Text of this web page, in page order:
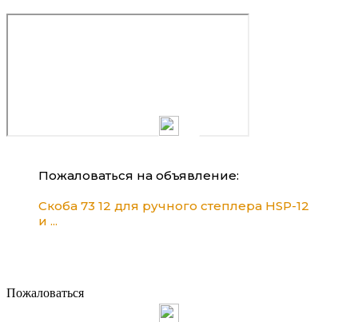
Пожаловаться на объявление:
Скоба 73 12 для ручного степлера HSP-12
и ...
Пожаловаться